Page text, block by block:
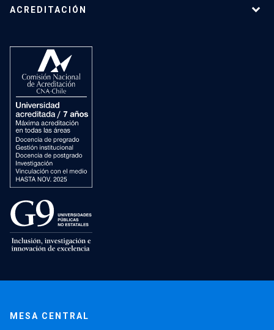
ACREDITACIÓN
MESA CENTRAL